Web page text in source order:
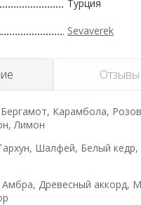
Турция
Sevaverek
Отзывы
Бергамот, Карамбола,
Лимон
Шалфей, Белый кедр,
Амбра, Древесный аккорд,